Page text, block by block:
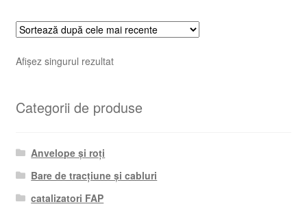
Afișez singurul rezultat
Categorii de produse
Anvelope și roți
Bare de tracțiune și cabluri
catalizatori FAP